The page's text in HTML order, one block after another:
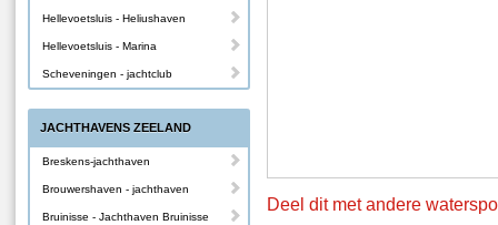
Deel dit met andere
Hellevoetsluis - Heliushaven
Hellevoetsluis - Marina
Scheveningen - jachtclub
JACHTHAVENS ZEELAND
Breskens-jachthaven
Brouwershaven - jachthaven
Bruinisse - Jachthaven Bruinisse